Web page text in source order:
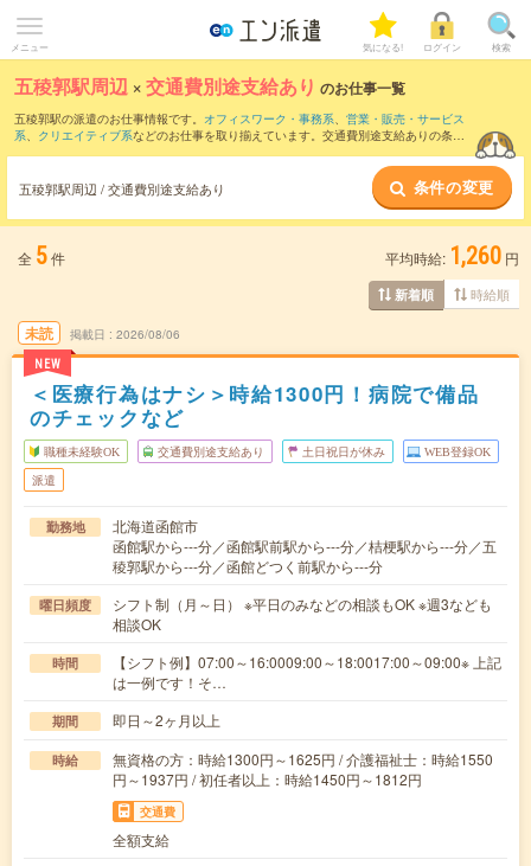
メニュー 気になる! ログイン 検索
五稜郭駅周辺 ×交通費別途支給あり のお仕事一覧
五稜郭駅の派遣のお仕事情報です。 オフィスワーク・事務系、 営業・販売・サービス
系、 クリエイティブ系などのお仕事を取り揃えています。交通費別途支給ありの条件
五稜郭駅周辺 / 交通費別途支給あり 条件の変更
全 5件 平均時給: 1,260 円
新着順 時給順
未読
NEW
掲載日 2026/08/06
＜医療行為はナシ＞時給1300円！病院で備品
のチェックなど
職種未経験OK 交通費別途支給あり 土日祝日が休み WEB登録OK
派遣
勤務地
北海道函館市
函館駅から---分／函館駅前駅から---分／桔梗駅から---分／五
稜郭駅から---分／函館どつく前駅から---分
曜日頻度
シフト制（月～日） ※平日のみなどの相談もOK ※週3なども
相談OK
時間
【シフト例】07:00～16:0009:00～18:0017:00～09:00※ 上記
は一例です！そ…
期間 即日～2ヶ月以上
時給
無資格の方：時給1300円～1625円 / 介護福祉士：時給1550
円～1937円 / 初任者以上：時給1450円～1812円
交通費
全額支給